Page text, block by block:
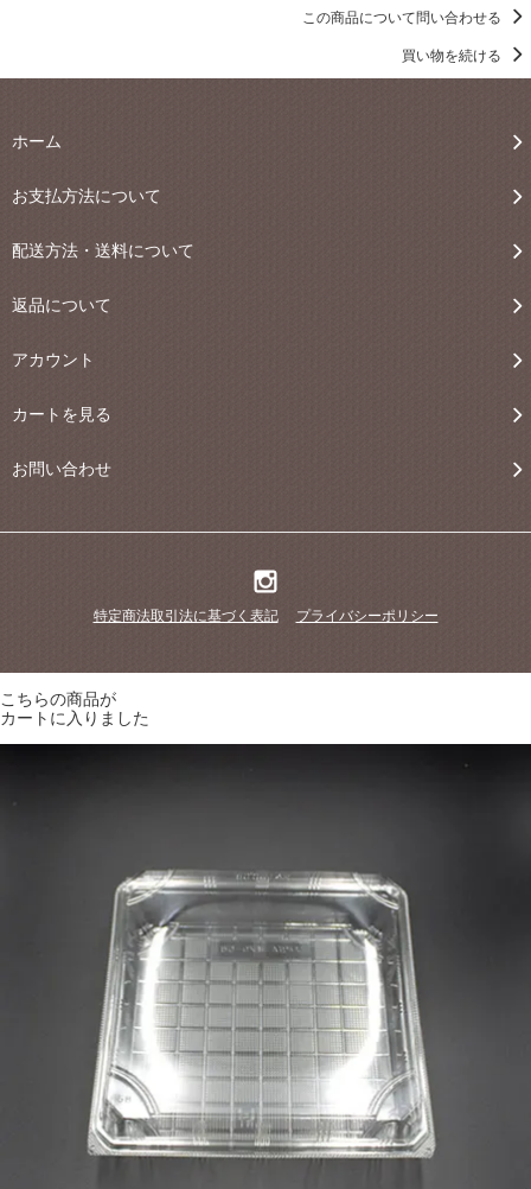
この商品について問い合わせる
買い物を続ける
ホーム
お支払方法について
配送方法・送料について
返品について
アカウント
カートを見る
お問い合わせ
特定商法取引法に基づく表記 プライバシーポリシー
こちらの商品が
カートに入りました